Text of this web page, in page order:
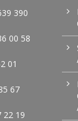
390
00 58
01
67
22 19